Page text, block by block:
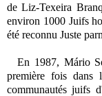
de Liz-Texeira
environ 1000 Juifs
été reconnu Juste
En 1987, Mário
première fois dans
communautés juifs